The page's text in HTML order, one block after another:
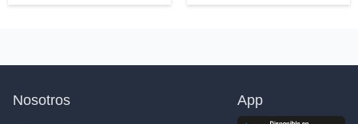
Nosotros App